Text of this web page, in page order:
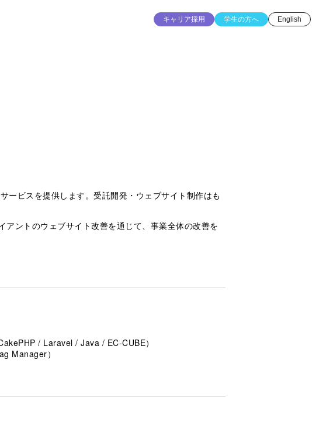
キャリア採用 学生の方へ English
ービスを提供します。受託開発・ウェブサイト制作はも
ントのウェブサイト改善を通じて、事業全体の改善を
/ Laravel / Java / EC-CUBE）
Manager）